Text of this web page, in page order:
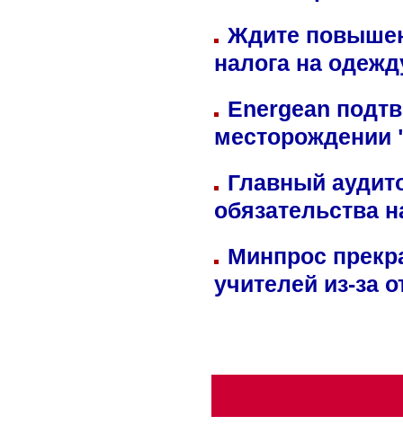
Ждите
налога на
Energean
Главный
обязательства
Минпрос
учителей из-за